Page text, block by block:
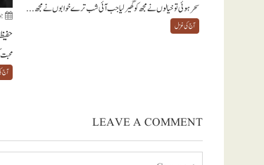
سحر ہوئی تو خیالوں نے مجھ کو گھیر لیا جب آئی شب ترے خوابوں نے مجھ...
آج کی غزل
آج
LEAVE A COMMENT